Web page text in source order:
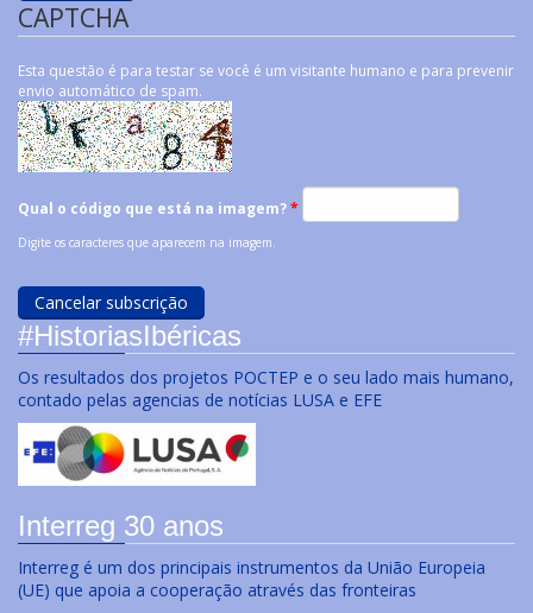
CAPTCHA
Esta questão é para testar se você é um visitante humano e para prevenir
envio automático de spam.
Qual o código que está na imagem?*
Digite os caracteres que aparecem na imagem.
#HistoriasIbéricas
Os resultados dos projetos POCTEP e o seu lado mais humano,
contado pelas agencias de notícias LUSA e EFE
Interreg 30 anos
Interreg é um dos principais instrumentos da União Europeia
(UE) que apoia a cooperação através das fronteiras